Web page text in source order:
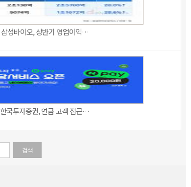
삼성바이오, 상반기 영업이익…
한국투자증권, 연금 고객 접근…
검색